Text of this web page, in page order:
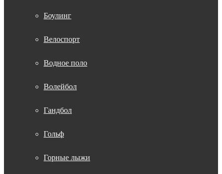
Боулинг
Велоспорт
Водное поло
Волейбол
Гандбол
Гольф
Горные лыжи